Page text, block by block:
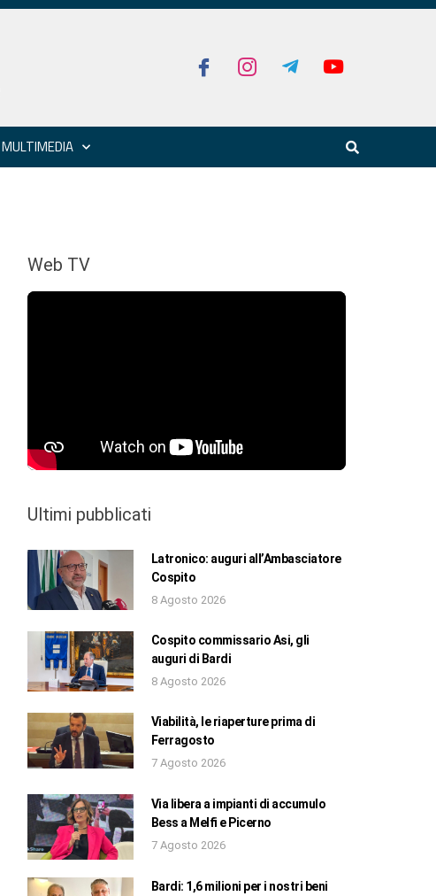
MULTIMEDIA
Web TV
Ultimi pubblicati
Latronico: auguri all’Ambasciatore
Cospito
8 Agosto 2026
Cospito commissario Asi, gli
auguri di Bardi
8 Agosto 2026
Viabilità, le riaperture prima di
Ferragosto
7 Agosto 2026
Via libera a impianti di accumulo
Bess a Melfi e Picerno
7 Agosto 2026
Bardi: 1,6 milioni per i nostri beni